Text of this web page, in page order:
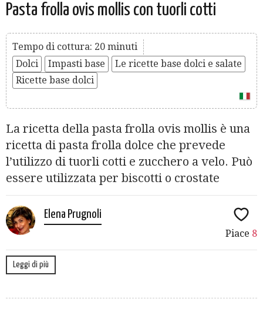
Pasta frolla ovis mollis con tuorli cotti
Tempo di cottura: 20 minuti
Dolci
Impasti base
Le ricette base dolci e salate
Ricette base dolci
La ricetta della pasta frolla ovis mollis è una
ricetta di pasta frolla dolce che prevede
l’utilizzo di tuorli cotti e zucchero a velo. Può
essere utilizzata per biscotti o crostate
Elena Prugnoli
Piace 8
Leggi di più